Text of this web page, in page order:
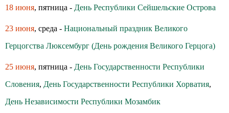
18 июня, пятница - День Республики Сейшельские Острова
23 июня, среда - Национальный праздник Великого
Герцогства Люксембург (День рождения Великого Герцога)
25 июня, пятница - День Государственности Республики
Словения, День Государственности Республики Хорватия,
День Независимости Республики Мозамбик